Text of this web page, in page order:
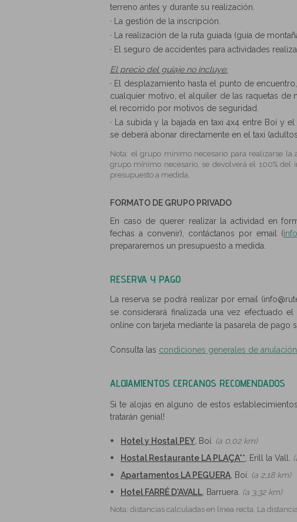
terreno antes y durante su realización.
· La gestión de la inscripción.
· La realización de la ruta guiada (guía de
· El seguro de accidentes para actividades
El precio del guiaje no incluye:
· El desplazamiento hasta el punto de
cualquier motivo, el alquiler de las raquetas
el recorrido por motivos de seguridad.
· La subida y la bajada en taxi 4x4 entre Boí y
se deberá abonar directamente en el taxi
Nota: el grupo mínimo necesario para realizarse
grupo mínimo necesario, se devolverá el 100% del
presupuesto a medida.
FORMATO DE GRUPO PRIVADO
En caso de querer realizar la actividad en
fechas a convenir), contáctanos por email (
prepararemos un presupuesto a medida.
RESERVA Y PAGO
La reserva se podrá realizar por email
se considerará finalizada una vez efectuado
online con tarjeta mediante la pasarela de pago
Consulta las condiciones generales de
ALOJAMIENTOS CERCANOS RECOMENDADOS
Si te alojas en alguno de estos
tratarán genial!
Hotel y Hostal PEY , Boí. (a 0,02 km)
Hostal Restaurante LA PLAÇA** , Erill la Vall.
Apartamentos LA PEGUERA , Boí. (a 2,18 km)
Hotel FARRÉ D'AVALL , Barruera. (a 3,32 km)
Nota: distancias calculadas en línea recta. La